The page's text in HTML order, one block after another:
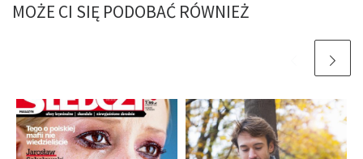
MOŻE CI SIĘ PODOBAĆ RÓWNIEŻ